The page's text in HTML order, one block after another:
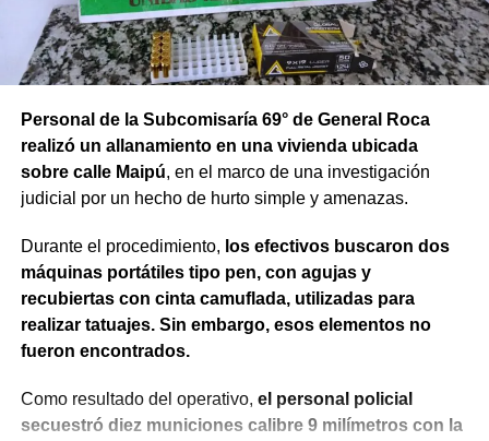
Personal de la Subcomisaría 69° de General Roca
realizó un allanamiento en una vivienda ubicada
sobre calle Maipú, en el marco de una investigación
judicial por un hecho de hurto simple y amenazas.
Durante el procedimiento, los efectivos buscaron dos
máquinas portátiles tipo pen, con agujas y
recubiertas con cinta camuflada, utilizadas para
realizar tatuajes. Sin embargo, esos elementos no
fueron encontrados.
Como resultado del operativo, el personal policial
secuestró diez municiones calibre 9 milímetros con la